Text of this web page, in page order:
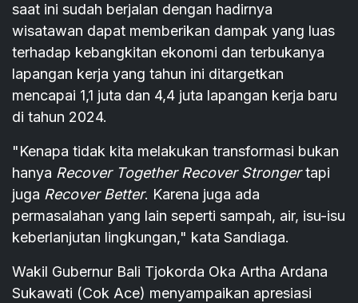
saat ini sudah berjalan dengan hadirnya
wisatawan dapat memberikan dampak yang luas
terhadap kebangkitan ekonomi dan terbukanya
lapangan kerja yang tahun ini ditargetkan
mencapai 1,1 juta dan 4,4 juta lapangan kerja baru
di tahun 2024.
"Kenapa tidak kita melakukan transformasi bukan
hanya Recover Together Recover Strongertapi
juga Recover Better. Karena juga ada
permasalahan yang lain seperti sampah, air, isu-isu
keberlanjutan lingkungan," kata Sandiaga.
Wakil Gubernur Bali Tjokorda Oka Artha Ardana
Sukawati (Cok Ace) menyampaikan apresiasi